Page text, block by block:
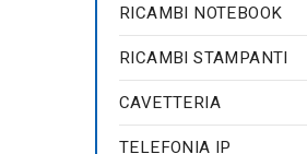
RICAMBI NOTEBOOK
RICAMBI STAMPANTI
CAVETTERIA
TELEFONIA IP